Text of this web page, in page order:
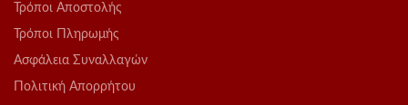
Τρόποι Αποστολής
Τρόποι Πληρωμής
Ασφάλεια Συναλλαγών
Πολιτική Απορρήτου